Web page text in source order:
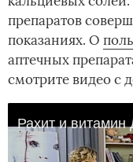
препаратов
показаниях. О
аптечных
смотрите видео с